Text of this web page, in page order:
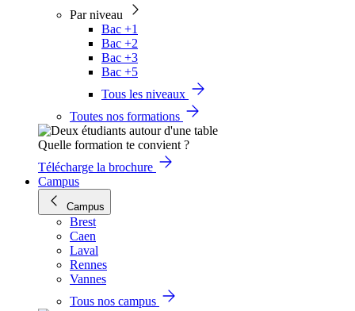
Par niveau
Bac +1
Bac +2
Bac +3
Bac +5
Tous les niveaux
Toutes nos formations
Quelle formation te convient ?
Télécharge la brochure
Campus
Campus
Brest
Caen
Laval
Rennes
Vannes
Tous nos campus